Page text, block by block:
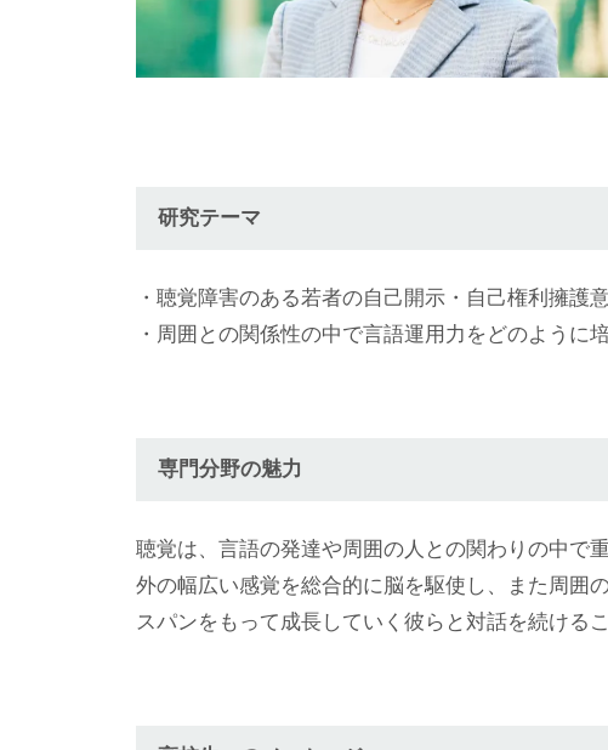
研究テーマ
・聴覚障害のある若者の自己開示・自己権利擁護
・周囲との関係性の中で言語運用力をどのように
専門分野の魅力
聴覚は、言語の発達や周囲の人との関わりの中で
外の幅広い感覚を総合的に脳を駆使し、また周囲
スパンをもって成長していく彼らと対話を続ける